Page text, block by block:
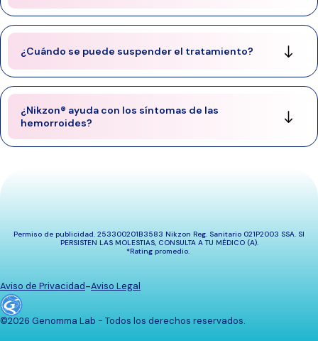
¿Cuándo se puede suspender el tratamiento?
mejorar tu digestión.
¿Nikzon® ayuda con los síntomas de las
hemorroides?
Permiso de publicidad. 253300201B3583 Nikzon Reg. Sanitario 021P2003 SSA. SI
PERSISTEN LAS MOLESTIAS, CONSULTA A TU MÉDICO (A).
*Rating promedio.
©2026 Genomma Lab - Todos los derechos reservados.
Aviso de Privacidad-Aviso Legal